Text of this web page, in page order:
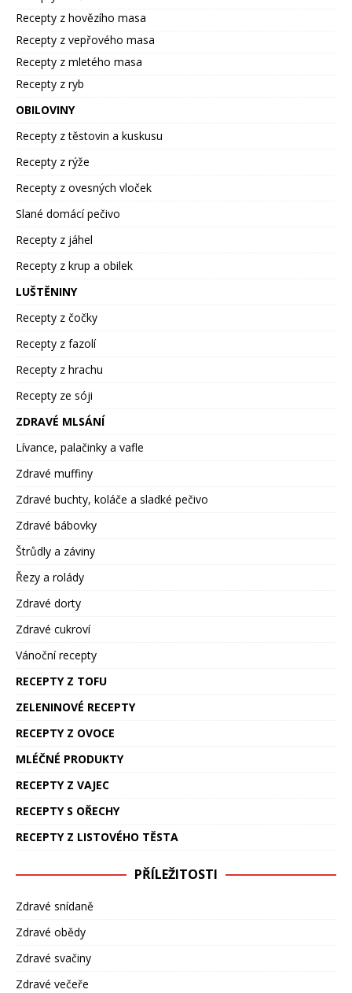
Recepty z hovězího masa
Recepty z vepřového masa
Recepty z mletého masa
Recepty z ryb
OBILOVINY
Recepty z těstovin a kuskusu
Recepty z rýže
Recepty z ovesných vloček
Slané domácí pečivo
Recepty z jáhel
Recepty z krup a obilek
LUŠTĚNINY
Recepty z čočky
Recepty z fazolí
Recepty z hrachu
Recepty ze sóji
ZDRAVÉ MLSÁNÍ
Lívance, palačinky a vafle
Zdravé muffiny
Zdravé buchty, koláče a sladké pečivo
Zdravé bábovky
Štrůdly a záviny
Řezy a rolády
Zdravé dorty
Zdravé cukroví
Vánoční recepty
RECEPTY Z TOFU
ZELENINOVÉ RECEPTY
RECEPTY Z OVOCE
MLÉČNÉ PRODUKTY
RECEPTY Z VAJEC
RECEPTY S OŘECHY
RECEPTY Z LISTOVÉHO TĚSTA
PŘÍLEŽITOSTI
Zdravé snídaně
Zdravé obědy
Zdravé svačiny
Zdravé večeře